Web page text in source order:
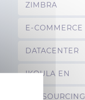
ZIMBRA
E-COMMERCE
DATACENTER
IKOULA EN
OUTSOURCING